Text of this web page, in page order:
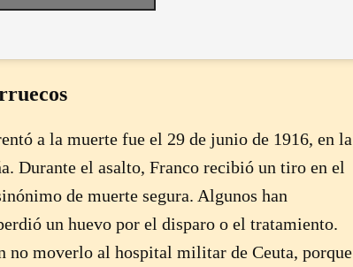
a la muerte fue el 29 de junio de 1916, en la
Durante el asalto, Franco recibió un tiro en el
de muerte segura. Algunos han
un huevo por el disparo o el tratamiento.
no moverlo al hospital militar de Ceuta, porque